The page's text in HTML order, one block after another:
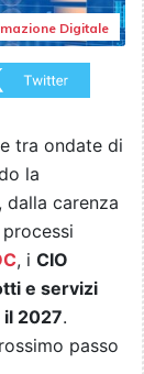
Digitale
tra ondate di
la
carenza
, i CIO
e servizi
2027.
passo